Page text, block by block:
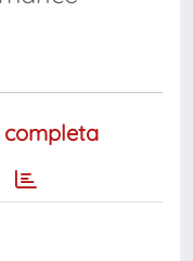
completa